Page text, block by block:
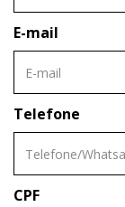
E-mail
Telefone
CPF